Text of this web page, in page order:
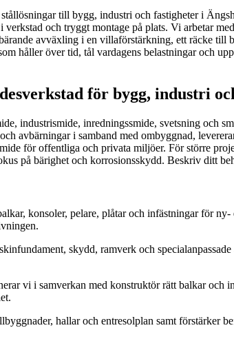
till bygg, industri och fastigheter i
och tryggt montage på plats. Vi arbetar
avväxling i en villaförstärkning, ett räcke
håller över tid, tål vardagens belastningar och
för bygg, industri
industrismide, inredningssmide, svetsning och
avbärningar i samband med ombyggnad,
för offentliga och privata miljöer. För större
på bärighet och korrosionsskydd. Beskriv ditt
konsoler, pelare, plåtar och infästningar för
skydd, ramverk och
vi i samverkan med konstruktör rätt balkar och
hallar och entresolplan samt förstärker